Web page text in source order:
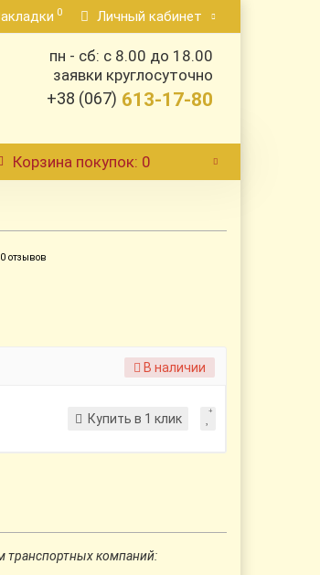
0 Личный кабинет
пн - сб: с 8.00 до 18.00
заявки круглосуточно
+38 (067) 613-17-80
Корзинапокупок: 0
0 отзывов
В наличии
Купить в 1 клик
транспортных компаний: